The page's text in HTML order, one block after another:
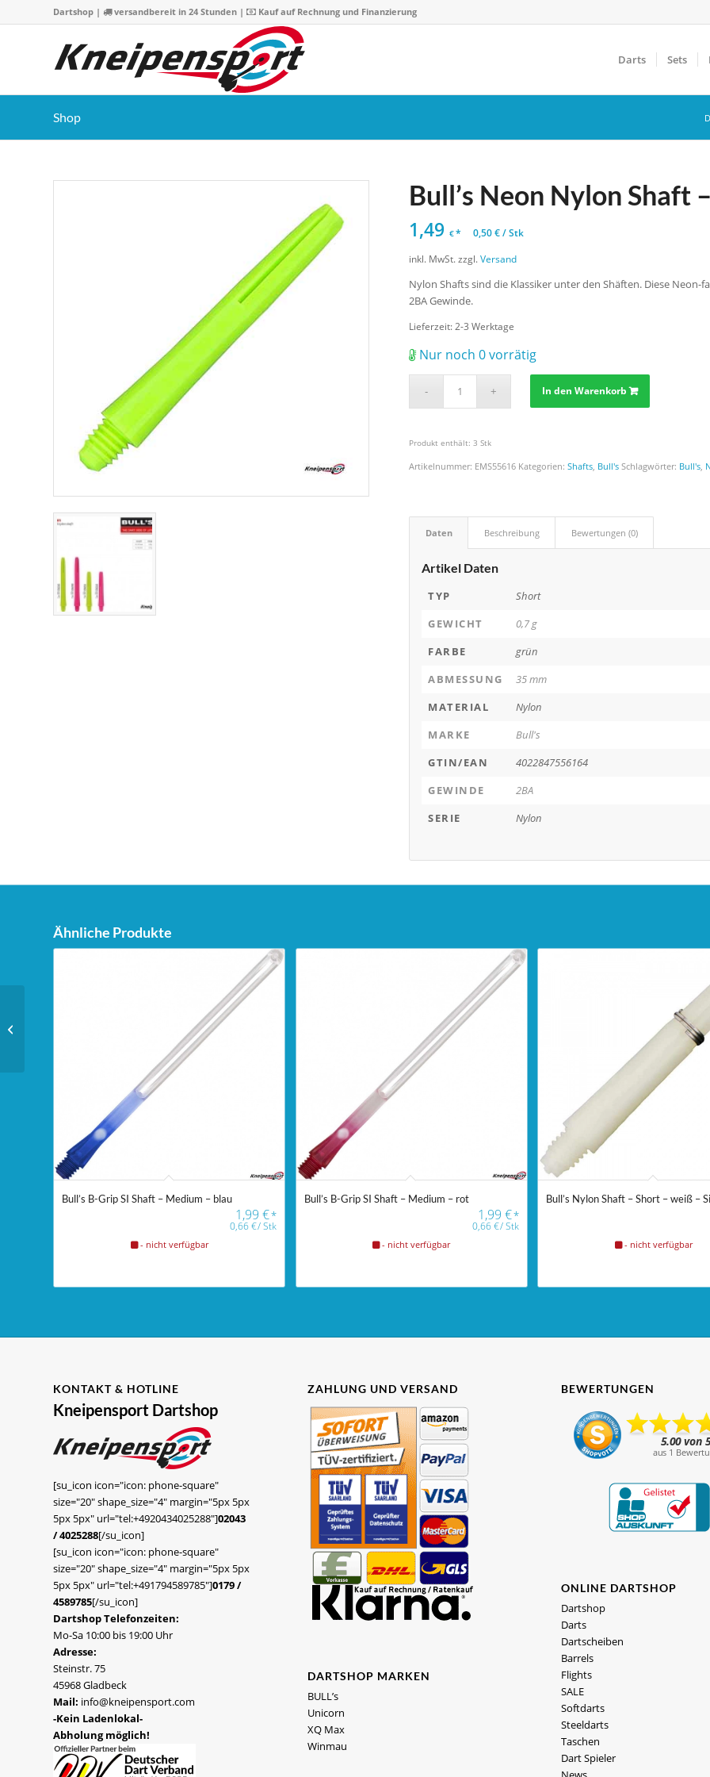
Dartshop | versandbereit in 24 Stunden | Kauf auf Rechnung und Finanzierung
Darts Sets
Shop
Bull’s Neon Nylon Shaft
1,49€* 0,50€/Stk
inkl. MwSt. zzgl.Versand
Nylon Shafts sind die Klassiker unter den Shäften. Diese
2BA Gewinde.
Lieferzeit: 2-3 Werktage
Nur noch 0 vorrätig
In den Warenkorb
Produkt enthält: 3Stk
Artikelnummer: EMS55616 Kategorien:Shafts Bull's Schlagwörter: Bull's
Daten Beschreibung Bewertungen (0)
Artikel Daten
TYP
Short
GEWICHT
0,7 g
FARBE
grün
ABMESSUNG
35 mm
MATERIAL
Nylon
MARKE
Bull's
GTIN/EAN
4022847556164
GEWINDE
2BA
SERIE
Nylon
Ähnliche Produkte
Bull’s B-Grip SI Shaft – Medium – blau
1,99€*
0,66€/Stk
- nicht verfügbar
Bull’s B-Grip SI Shaft – Medium – rot
1,99 €*
0,66€/Stk
- nicht verfügbar
Bull’s Nylon Shaft – Short – weiß –
- nicht verfügbar
KONTAKT & HOTLINE
Kneipensport Dartshop
[su_icon icon="icon: phone-square"
size="20" shape_size="4" margin="5px 5px
5px 5px" url="tel:+4920434025288"]02043
/ 4025288[/su_icon]
[su_icon icon="icon: phone-square"
size="20" shape_size="4" margin="5px 5px
5px 5px" url="tel:+491794589785"]0179 /
4589785[/su_icon]
Dartshop Telefonzeiten:
Mo-Sa 10:00 bis 19:00 Uhr
Adresse:
Steinstr. 75
45968 Gladbeck
Mail: info@kneipensport.com
-Kein Ladenlokal-
Abholung möglich!
ZAHLUNG UND VERSAND
DARTSHOP MARKEN
BULL’s
Unicorn
XQ Max
Winmau
BEWERTUNGEN
ONLINE DARTSHOP
Dartshop
Darts
Dartscheiben
Barrels
Flights
SALE
Softdarts
Steeldarts
Taschen
Dart Spieler